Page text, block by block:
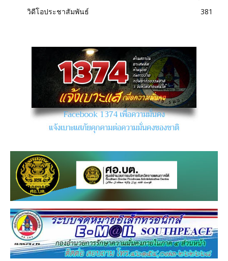
วิดีโอประชาสัมพันธ์
381